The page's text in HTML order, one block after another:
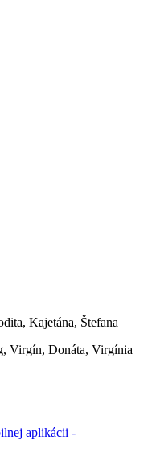
Kajetána, Štefana
Virgín, Donáta, Virgínia
aplikácii -